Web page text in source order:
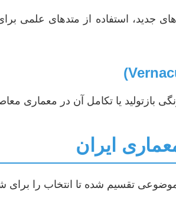
جدید، استفاده از متدهای علمی
بازتولید یا تکامل آن در معماری
تقسیم شده تا انتخاب را برای